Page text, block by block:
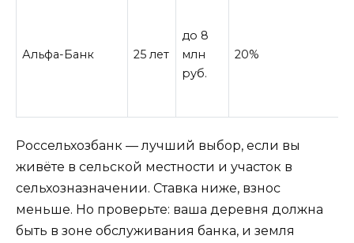
Альфа-Банк 25 лет
до 8
млн
руб.
20%
Россельхозбанк — лучший выбор, если вы
живёте в сельской местности и участок в
сельхозназначении. Ставка ниже, взнос
меньше. Но проверьте: ваша деревня должна
быть в зоне обслуживания банка, и земля